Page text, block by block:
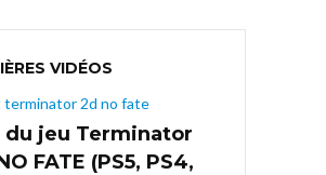
VIDÉOS
du jeu Terminator
FATE (PS5, PS4,